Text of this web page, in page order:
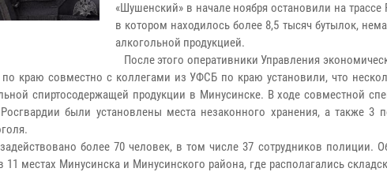
«Шушенский» в начале ноября остановили на трассе
в котором находилось более 8,5 тысяч бутылок,
алкогольной продукцией.
После этого оперативники Управления
краю совместно с коллегами из УФСБ по краю установили, что
спиртосодержащей продукции в Минусинске. В ходе совместной
были установлены места незаконного хранения, а также 3
более 70 человек, в том числе 37 сотрудников полиции.
местах Минусинска и Минусинского района, где располагались